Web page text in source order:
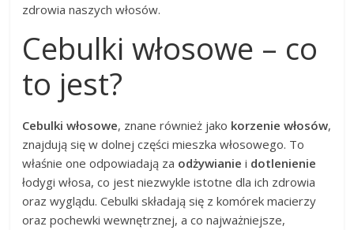
zdrowia naszych włosów.
Cebulki włosowe – co
to jest?
Cebulki włosowe, znane również jako korzenie włosów,
znajdują się w dolnej części mieszka włosowego. To
właśnie one odpowiadają za odżywianie i dotlenienie
łodygi włosa, co jest niezwykle istotne dla ich zdrowia
oraz wyglądu. Cebulki składają się z komórek macierzy
oraz pochewki wewnętrznej, a co najważniejsze,